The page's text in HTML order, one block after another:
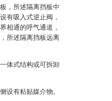
，所述隔离挡板中
有吸入式逆止阀，
相通的呼气通道，
所述隔离挡板远离
体式结构或可拆卸
设有粘贴媒介物。